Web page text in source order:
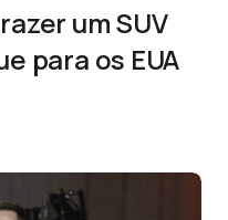
um SUV
para os EUA